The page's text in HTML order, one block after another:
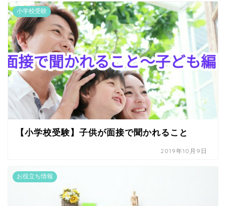
小学校受験
【小学校受験】子供が面接で聞かれること
2019年10月9日
お役立ち情報